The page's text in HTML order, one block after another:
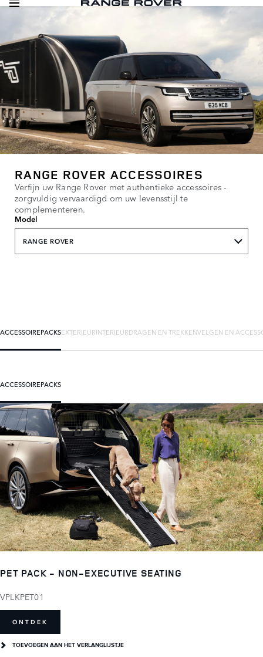
RANGE ROVER ACCESSOIRES
Verfijn uw Range Rover met authentieke accessoires -
zorgvuldig vervaardigd om uw levensstijl te
complementeren.
Model
RANGE ROVER
ACCESSOIREPACKSEXTERIEURINTERIEURDRAGEN EN TREKKENVELGEN EN
ACCESSOIREPACKS
PET PACK - NON-EXECUTIVE SEATING
VPLKPET01
ONTDEK
TOEVOEGEN AAN HET VERLANGLIJSTJE